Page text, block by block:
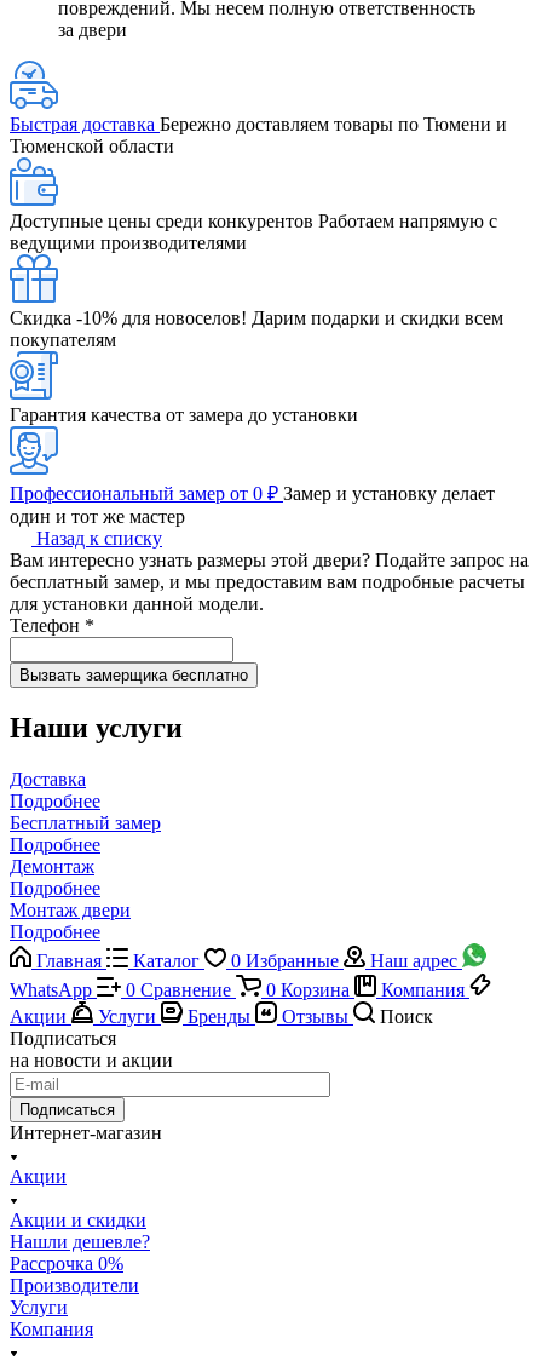
повреждений. Мы несем полную ответственность
за двери
Быстрая доставка Бережно доставляем товары по Тюмени и
Тюменской области
Доступные цены среди конкурентов Работаем напрямую с
ведущими производителями
Скидка -10% для новоселов! Дарим подарки и скидки всем
покупателям
Гарантия качества от замера до установки
Профессиональный замер от 0 ₽ Замер и установку делает
один и тот же мастер
Назад к списку
Вам интересно узнать размеры этой двери? Подайте запрос на
бесплатный замер, и мы предоставим вам подробные расчеты
для установки данной модели.
Телефон *
Наши услуги
Доставка
Подробнее
Бесплатный замер
Подробнее
Демонтаж
Подробнее
Монтаж двери
Подробнее
Главная
Каталог 0 Избранные
Наш адрес
WhatsApp
0 Сравнение 0 Корзина
Компания
Акции
Услуги Бренды Отзывы
Поиск
Подписаться
на новости и акции
Подписаться
Интернет-магазин
Акции
Акции и скидки
Нашли дешевле?
Рассрочка 0%
Производители
Услуги
Компания